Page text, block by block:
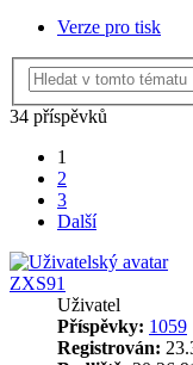
Verze pro tisk
34 příspěvků
1
2
3
Další
ZXS91
Uživatel
Příspěvky: 1059
Registrován: